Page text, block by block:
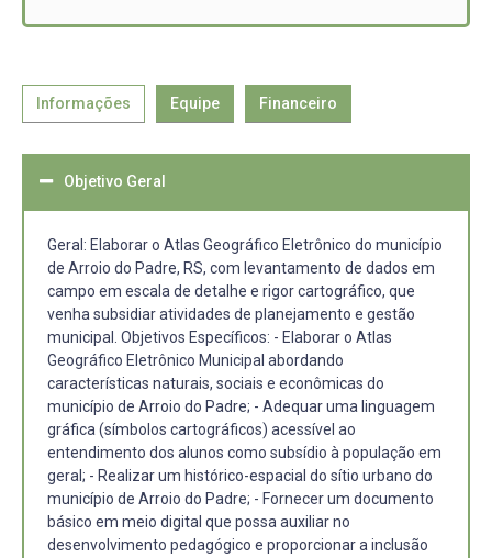
Informações Equipe Financeiro
Objetivo Geral
Geral: Elaborar o Atlas Geográfico Eletrônico do município
de Arroio do Padre, RS, com levantamento de dados em
campo em escala de detalhe e rigor cartográfico, que
venha subsidiar atividades de planejamento e gestão
municipal. Objetivos Específicos: - Elaborar o Atlas
Geográfico Eletrônico Municipal abordando
características naturais, sociais e econômicas do
município de Arroio do Padre; - Adequar uma linguagem
gráfica (símbolos cartográficos) acessível ao
entendimento dos alunos como subsídio à população em
geral; - Realizar um histórico-espacial do sítio urbano do
município de Arroio do Padre; - Fornecer um documento
básico em meio digital que possa auxiliar no
desenvolvimento pedagógico e proporcionar a inclusão